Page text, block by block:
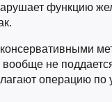
функцию
не
операцию по